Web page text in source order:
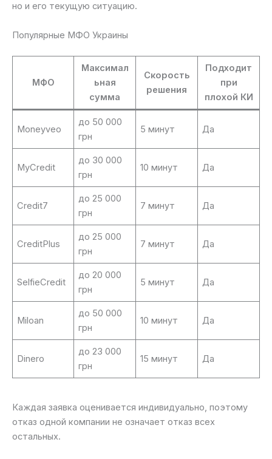
но и его текущую ситуацию.
Популярные МФО Украины
МФО
Максимал
ьная
сумма
Скорость
решения
Подходит
при
плохой КИ
Moneyveo
до 50 000
грн
5 минут Да
MyCredit
до 30 000
грн
10 минут Да
Credit7
до 25 000
грн
7 минут Да
CreditPlus
до 25 000
грн
7 минут Да
SelfieCredit
до 20 000
грн
5 минут Да
Miloan
до 50 000
грн
10 минут Да
Dinero
до 23 000
грн
15 минут Да
Каждая заявка оценивается индивидуально, поэтому
отказ одной компании не означает отказ всех
остальных.